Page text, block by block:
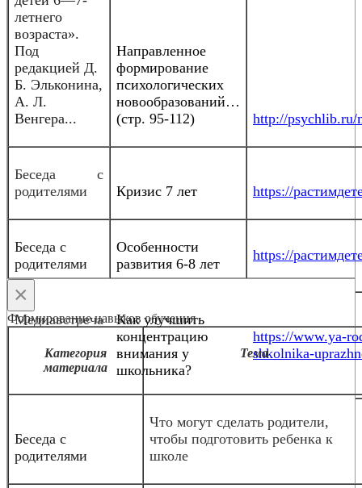
летнего
возраста».
Под
редакцией Д.
Б. Эльконина,
А. Л.
Венгера...
Направленное
формирование
психологических
новообразований…
(стр. 95-112)
http://psychlib.ru/
Беседа с
родителями
Кризис 7 лет https://
Беседа с
родителями
Особенности
развития 6-8 лет
https://
Медиавстреча
Как улучшить
концентрацию
внимания у
школьника?
https://www.ya-
shkolnika-
×
Формирование навыков обучения
Категория
материала
Тема
Беседа с
родителями
Что могут сделать родители,
чтобы подготовить ребенка к
школе